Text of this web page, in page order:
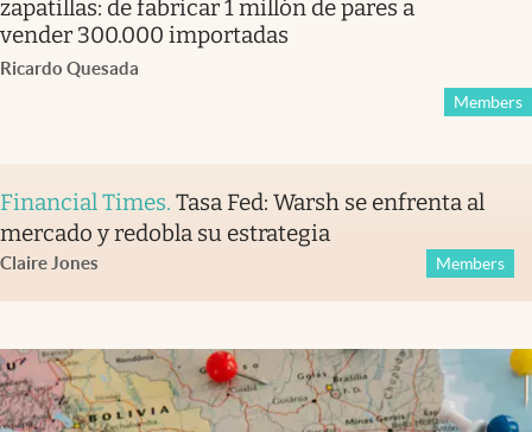
zapatillas: de fabricar 1 millón de pares a
vender 300.000 importadas
Ricardo Quesada
Members
Financial Times. Tasa Fed: Warsh se enfrenta al
mercado y redobla su estrategia
Claire Jones Members